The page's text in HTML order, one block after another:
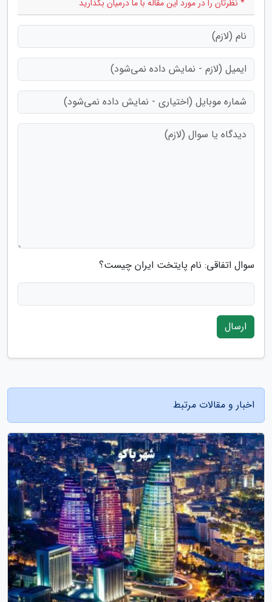
* نظرتان را در مورد این مقاله با ما درمیان بگذارید
سوال اتفاقی: نام پایتخت ایران چیست؟
ارسال
اخبار و مقالات مرتبط